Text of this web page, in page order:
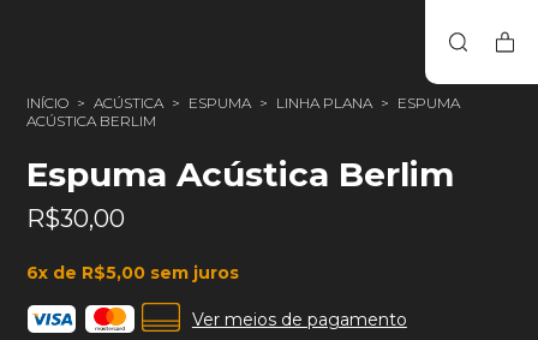
INÍCIO > ACÚSTICA > ESPUMA > LINHA PLANA > ESPUMA
ACÚSTICA BERLIM
Espuma Acústica Berlim
R$30,00
6x de R$5,00 sem juros
Ver meios de pagamento